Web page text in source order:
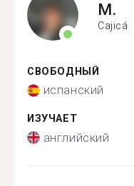
M.
Cajicá
СВОБОДНЫЙ
испанский
ИЗУЧАЕТ
английский